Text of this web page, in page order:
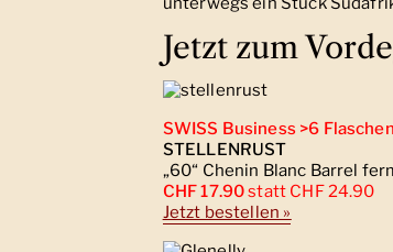
Jetzt zum
SWISS Business >6 Flaschen
STELLENRUST
„60“ Chenin Blanc Barrel
CHF 17.90statt CHF 24.90
Jetzt bestellen »